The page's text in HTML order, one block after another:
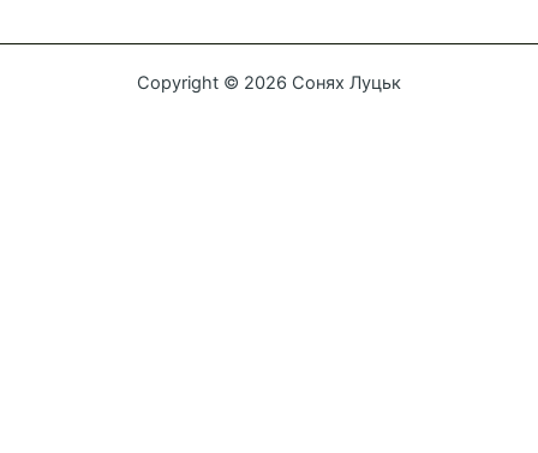
Copyright © 2026 Сонях Луцьк